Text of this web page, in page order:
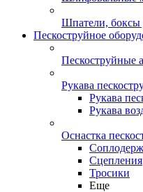
Шпатели, боксы
Пескоструйное
Пескоструйные
Рукава
Рукава
Рукава
Оснастка
Сцепления
Тросики
Еще